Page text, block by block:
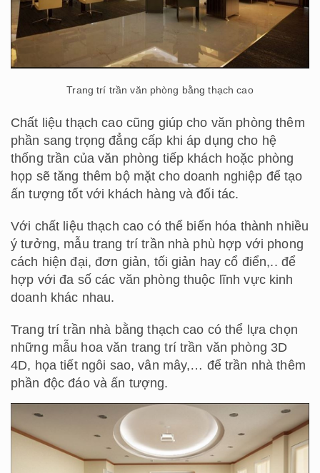
Trang trí trần văn phòng bằng thạch cao
Chất liệu thạch cao cũng giúp cho văn phòng thêm
phần sang trọng đẳng cấp khi áp dụng cho hệ
thống trần của văn phòng tiếp khách hoặc phòng
họp sẽ tăng thêm bộ mặt cho doanh nghiệp để tạo
ấn tượng tốt với khách hàng và đối tác.
Với chất liệu thạch cao có thể biến hóa thành nhiều
ý tưởng, mẫu trang trí trần nhà phù hợp với phong
cách hiện đại, đơn giản, tối giản hay cổ điển,.. để
hợp với đa số các văn phòng thuộc lĩnh vực kinh
doanh khác nhau.
Trang trí trần nhà bằng thạch cao có thể lựa chọn
những mẫu hoa văn trang trí trần văn phòng 3D
4D, họa tiết ngôi sao, vân mây,… để trần nhà thêm
phần độc đáo và ấn tượng.